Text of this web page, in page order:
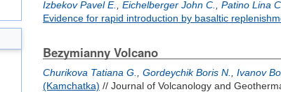
Izbekov Pavel E. Eichelberger John C. Patino Lina C.
Evidence for rapid introduction by basaltic
Bezymianny Volcano
Churikova Tatiana G. Gordeychik Boris N. Ivanov
(Kamchatka) // Journal of Volcanology and